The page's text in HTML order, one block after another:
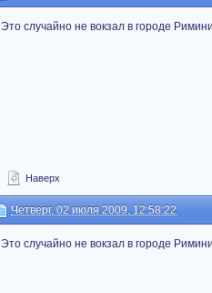
Это случайно не вокзал в городе
Наверх
Четверг, 02 июля 2009, 12:58:22
Это случайно не вокзал в городе